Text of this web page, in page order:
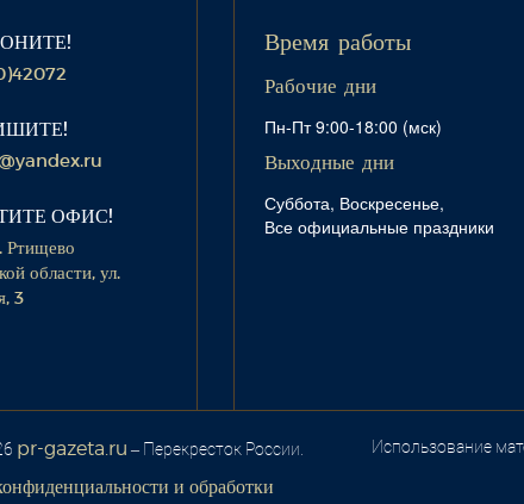
ОФИС!
Ртищево
области, ул.
3
Время работы
Рабочие дни
Пн-Пт 9:00-18:00 (мск)
Выходные дни
Суббота, Воскресенье,
Все официальные праздники
pr-gazeta.ru – Перекресток России.
и обработки
Использование